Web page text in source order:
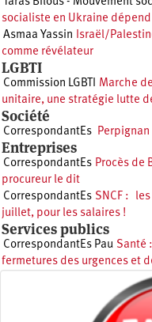
socialiste en Ukraine
Asmaa Yassin Israël/
comme révélateur
LGBTI
Commission LGBTI Marche
unitaire, une stratégie lutte
Société
CorrespondantEs Perpignan
Entreprises
CorrespondantEs Procès de
procureur le dit
CorrespondantEs SNCF :
juillet, pour les salaires !
Services publics
CorrespondantEs Pau Santé
fermetures des urgences et